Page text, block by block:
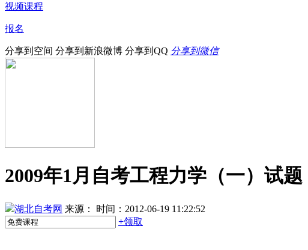
视频课程
报名
分享到空间 分享到新浪微博 分享到QQ 分享到微信
2009年1月自考工程力学（一）试题
湖北自考网 来源：
时间：2012-06-19 11:22:52
+领取